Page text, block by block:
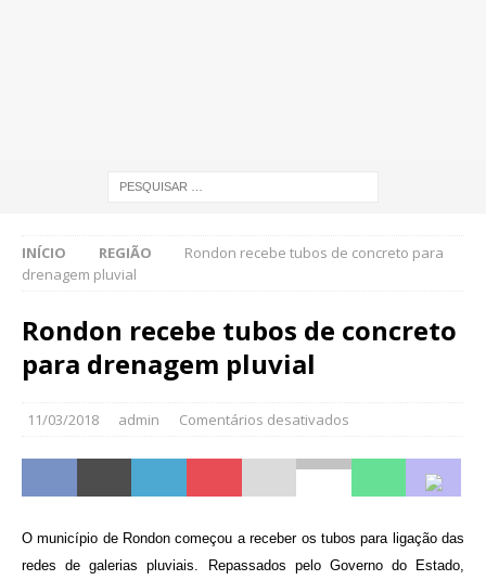
INÍCIO REGIÃO
Rondon recebe tubos de concreto para
drenagem pluvial
Rondon recebe tubos de concreto
para drenagem pluvial
11/03/2018 admin Comentários desativados
O município de Rondon começou a receber os tubos para ligação das
redes de galerias pluviais. Repassados pelo Governo do Estado,